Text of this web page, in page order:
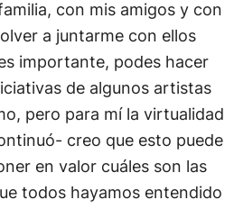
con mis amigos y con
a juntarme con ellos
importante, podes hacer
de algunos artistas
pero para mí la virtualidad
creo que esto puede
en valor cuáles son las
todos hayamos entendido